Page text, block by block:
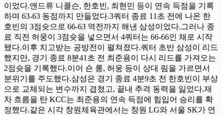
이었다.앤드류 니콜슨, 한호빈, 최현민 등이 연속 득점을 기록
하며 63-63 동점까지 만들었다.3쿼터 종료 11초 전에 나온 한
호빈의 3점슛으로 66-63 역전까지 해낸 삼성이었다.그러나 종
료 직전 허웅이 3점슛을 넣으면서 4쿼터는 66-66인 채로 시작
됐다.이후 치고받는 공방전이 펼쳐졌다.쿼터 초반 삼성이 리드
했지만, 경기 종료 8분41초 전 최준용이 다시 리드를 가져오는
2점슛을 기록했다.이어 숀 롱, 허웅 등이 상대 림을 가르면서
분위기를 주도했다.삼성은 경기 종료 4분9초 전 한호빈이 부상
으로 교체되는 변수까지 겹쳤고, 끝내 추격 동력을 잃었다.재
차 흐름을 탄 KCC는 최준용의 연속 득점에 힘입어 승리를 확
정했다.같은 시각 창원체육관에서는 창원 LG와 서울 SK가 연